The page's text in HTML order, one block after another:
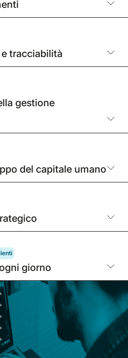
tracciabilità
gestione
del capitale umano
giorno